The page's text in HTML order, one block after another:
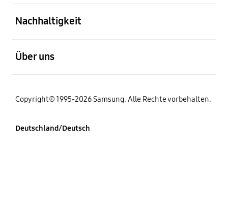
Nachhaltigkeit
Über uns
Copyright© 1995-2026 Samsung. Alle Rechte vorbehalten.
Deutschland/Deutsch